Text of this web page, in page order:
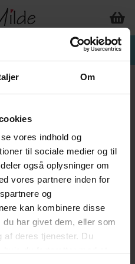
Om
vores indhold og
til sociale medier og til
også oplysninger om
vores partnere inden for
og
kan kombinere disse
har givet dem, eller som
af deres tjenester. Du